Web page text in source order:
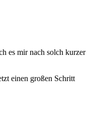
es mir nach solch kurzer
einen großen Schritt